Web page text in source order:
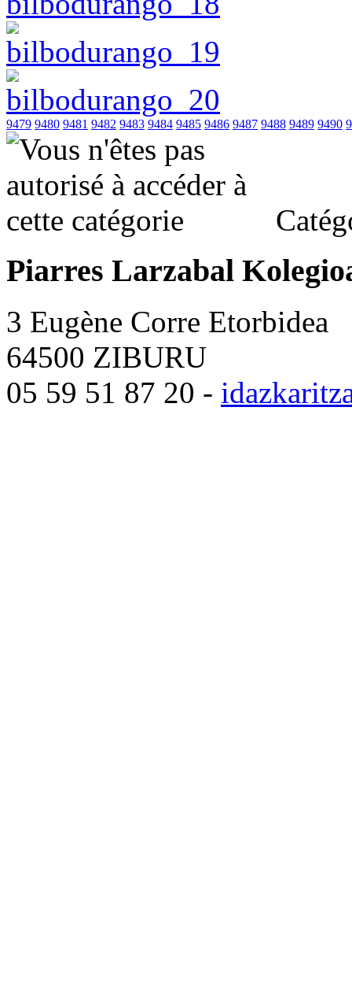
9479 9480 9481 9482 9483 9484 9485 9486 9487 9488 9489 9490
Piarres Larzabal
3 Eugène Corre Etorbidea
64500 ZIBURU
05 59 51 87 20 -